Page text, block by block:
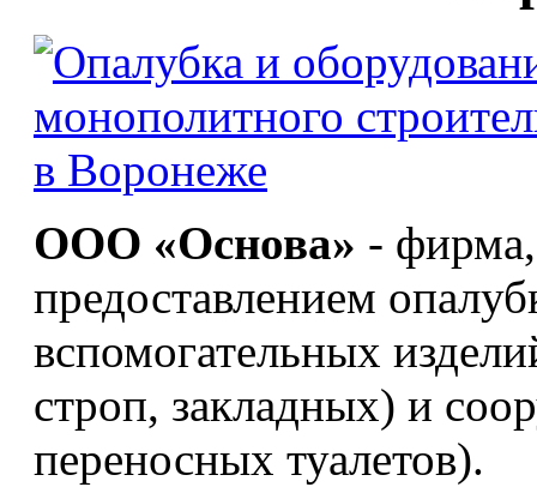
ООО «Основа» -
предоставлением
вспомогательных
строп, закладных) и
переносных туалетов).